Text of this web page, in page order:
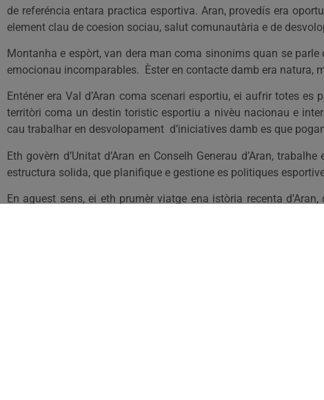
de referéncia entara practica esportiva. Aran, provedís era
element clau de coesion sociau, salut comunautària e de
Montanha e espòrt, van dera man coma sinonims quan se
emocionau incomparables. Èster en contacte damb era natura,
Enténer era Val d’Aran coma scenari esportiu, ei aufrir totes
territòri coma un destin toristic esportiu a nivèu nacionau e
cau trabalhar en desvolopament d’iniciatives damb es que
Eth govèrn d’Unitat d’Aran en Conselh Generau d’Aran,
estructura solida, que planifique e gestione es politiques
En aguest sens, ei eth prumèr viatge ena istòria recenta